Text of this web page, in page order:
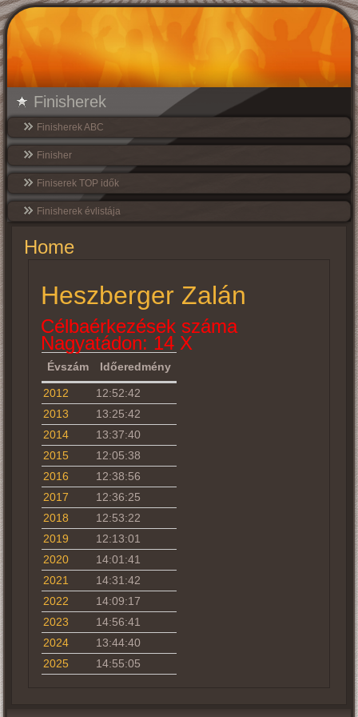
Finisherek
Finisherek ABC
Finisher
Finiserek TOP idők
Finisherek évlistája
Home
Heszberger Zalán
Célbaérkezések száma
Nagyatádon: 14 X
Évszám Időeredmény
2012
12:52:42
2013
13:25:42
2014
13:37:40
2015
12:05:38
2016
12:38:56
2017
12:36:25
2018
12:53:22
2019
12:13:01
2020
14:01:41
2021
14:31:42
2022
14:09:17
2023
14:56:41
2024
13:44:40
2025
14:55:05